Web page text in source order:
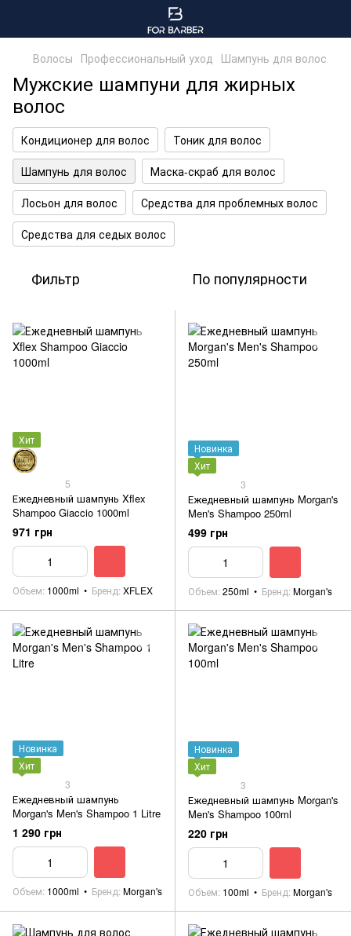
Волосы Профессиональный уход Шампунь для волос
Мужские шампуни для жирных
волос
Кондиционер для волос
Тоник для волос
Шампунь для волос
Маска-скраб для волос
Лосьон для волос
Средства для проблемных волос
Средства для седых волос
Фильтр По популярности
Хит
5
Ежедневный шампунь Xflex
Shampoo Giaccio 1000ml
971 грн
Объем 1000ml Бренд XFLEX
Новинка
Хит
3
Ежедневный шампунь Morgan's
Men's Shampoo 250ml
499 грн
Объем 250ml Бренд Morgan's
Новинка
Хит
3
Ежедневный шампунь
Morgan's Men's Shampoo 1 Litre
1 290 грн
Объем 1000ml Бренд Morgan's
Новинка
Хит
3
Ежедневный шампунь Morgan's
Men's Shampoo 100ml
220 грн
Объем 100ml Бренд Morgan's